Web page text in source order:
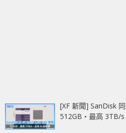
[XF 新聞] SanDisk
512GB‧最高 3TB/